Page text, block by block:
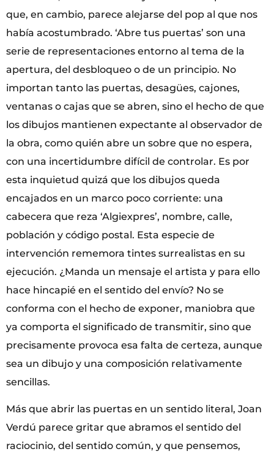
que, en cambio, parece alejarse del pop al que nos
había acostumbrado. ‘Abre tus puertas’ son una
serie de representaciones entorno al tema de la
apertura, del desbloqueo o de un principio. No
importan tanto las puertas, desagües, cajones,
ventanas o cajas que se abren, sino el hecho de que
los dibujos mantienen expectante al observador de
la obra, como quién abre un sobre que no espera,
con una incertidumbre difícil de controlar. Es por
esta inquietud quizá que los dibujos queda
encajados en un marco poco corriente: una
cabecera que reza ‘Algiexpres’, nombre, calle,
población y código postal. Esta especie de
intervención rememora tintes surrealistas en su
ejecución. ¿Manda un mensaje el artista y para ello
hace hincapié en el sentido del envío? No se
conforma con el hecho de exponer, maniobra que
ya comporta el significado de transmitir, sino que
precisamente provoca esa falta de certeza, aunque
sea un dibujo y una composición relativamente
sencillas.
Más que abrir las puertas en un sentido literal, Joan
Verdú parece gritar que abramos el sentido del
raciocinio, del sentido común, y que pensemos,